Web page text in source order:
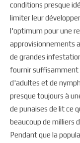
conditions presque
limiter leur
l'optimum pour une
approvisionnements
de grandes
fournir suffisamment
d'adultes et de
presque toujours à
de punaises de lit ce
beaucoup de milliers
Pendant que la